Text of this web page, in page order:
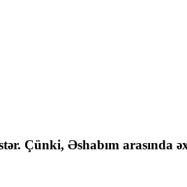
Çünki, Əshabım arasında